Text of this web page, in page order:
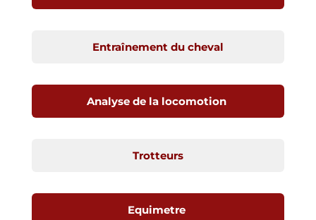
Entraînement du cheval
Analyse de la locomotion
Trotteurs
Equimetre